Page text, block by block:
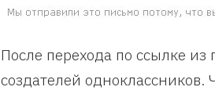
После перехода по ссылке
создателей одноклассников.